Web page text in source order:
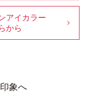
アイカラー
から
象へ